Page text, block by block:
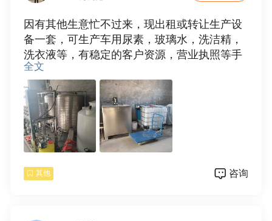
因有其他生意忙不过来，现出租或转让生产设
备一套，可生产车用尿素，玻璃水，洗洁精，
洗衣液等，有稳定的客户资源，营业执照等手
续齐全，非诚勿扰！有意请致电：1383856265
2周
全文
其他 咨询